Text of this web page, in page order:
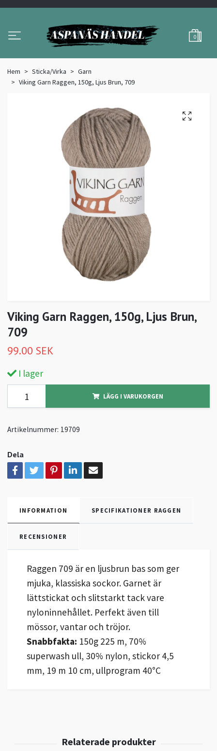
0
Hem Sticka/Virka
Garn
Viking Garn Raggen, 150g, Ljus Brun, 709
Viking Garn Raggen, 150g, Ljus Brun,
709
99.00 SEK
I lager
LÄGG I VARUKORGEN
Artikelnummer: 19709
Dela
INFORMATION SPECIFIKATIONER RAGGEN
RECENSIONER
Raggen 709 är en ljusbrun bas som ger
mjuka, klassiska sockor. Garnet är
lättstickat och slitstarkt tack vare
nyloninnehållet. Perfekt även till
mössor, vantar och tröjor.
Snabbfakta: 150g 225 m, 70%
superwash ull, 30% nylon, stickor 4,5
mm, 19 m 10 cm, ullprogram 40°C